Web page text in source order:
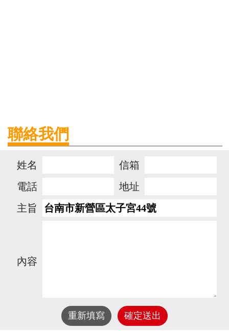
聯絡我們
姓名
信箱
電話
地址
主旨
內容
重新填寫 確定送出